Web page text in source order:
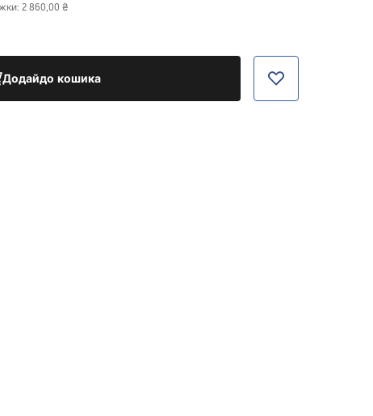
2 860,00 ₴
Додайдо кошика